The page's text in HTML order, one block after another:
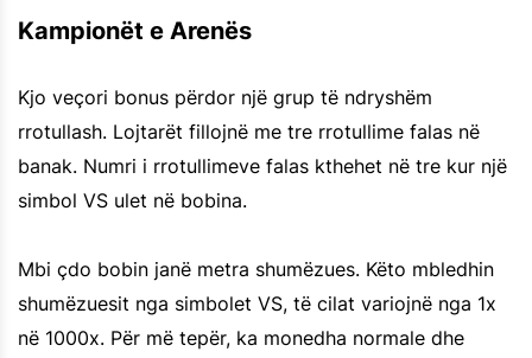
Kampionët e Arenës
Kjo veçori bonus përdor një grup të ndryshëm
rrotullash. Lojtarët fillojnë me tre rrotullime falas në
banak. Numri i rrotullimeve falas kthehet në tre kur një
simbol VS ulet në bobina.
Mbi çdo bobin janë metra shumëzues. Këto mbledhin
shumëzuesit nga simbolet VS, të cilat variojnë nga 1x
në 1000x. Për më tepër, ka monedha normale dhe